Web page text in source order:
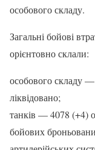
особового складу.
Загальні бойові
орієнтовно склали:
особового складу
ліквідовано;
танків — 4078 (+4)
бойових